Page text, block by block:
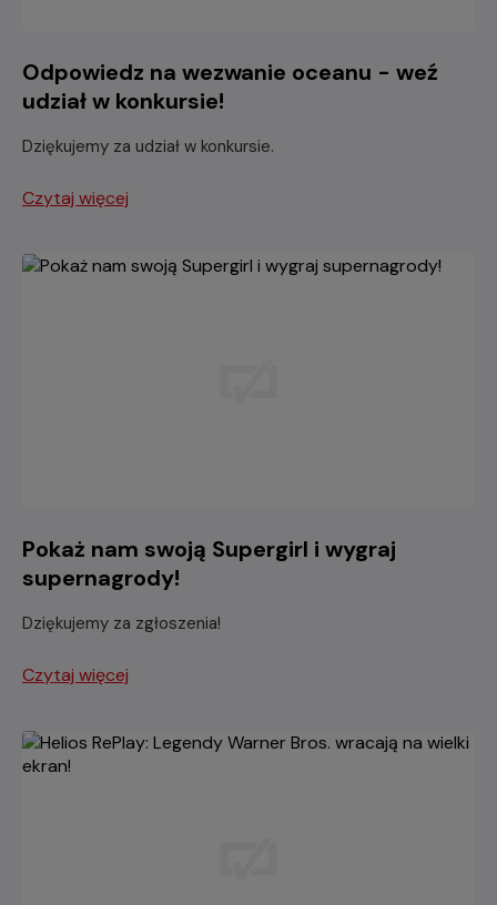
Odpowiedz na wezwanie oceanu - weź
udział w konkursie!
Dziękujemy za udział w konkursie.
Czytaj więcej
Pokaż nam swoją Supergirl i wygraj
supernagrody!
Dziękujemy za zgłoszenia!
Czytaj więcej